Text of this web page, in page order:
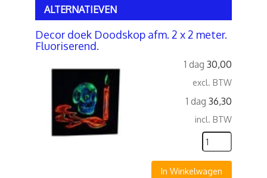
ALTERNATIEVEN
Decor doek Doodskop afm. 2 x 2 meter.
Fluoriserend.
1 dag 30,00
excl. BTW
1 dag 36,30
incl. BTW
In Winkelwagen